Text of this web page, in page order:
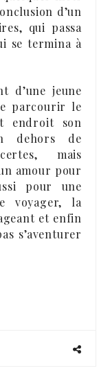
d’un
qui passa
se termina à
d’une jeune
parcourir le
endroit son
dehors de
mais
amour pour
pour une
voyager, la
et enfin
s’aventurer